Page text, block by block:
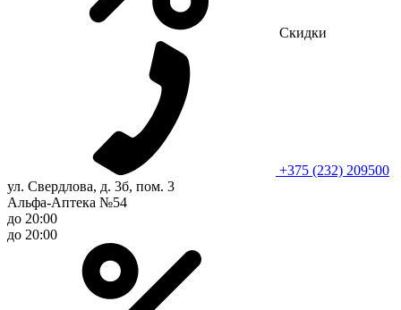
Скидки
+375 (232) 209500
ул. Свердлова, д. 3б, пом. 3
Альфа-Аптека №54
до 20:00
до 20:00